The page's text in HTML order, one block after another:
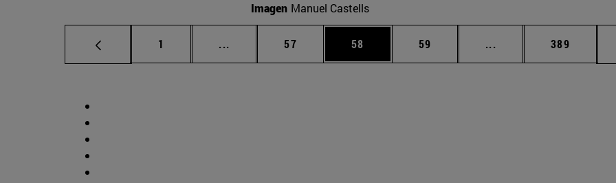
Imagen Manuel Castells
Página
1 ... Páginas intermedias Use TAB para desplazarse.
Página
57 Página
58 Página
59 ... Páginas intermedias
Página
389